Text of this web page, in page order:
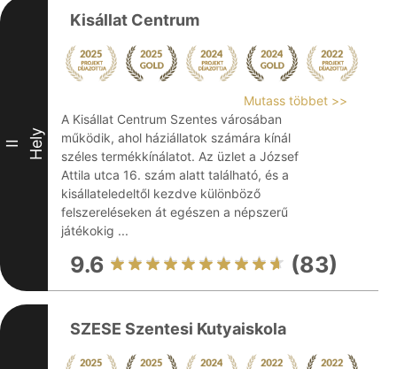
II Hely
Kisállat Centrum
Mutass többet >>
A Kisállat Centrum Szentes városában
működik, ahol háziállatok számára kínál
széles termékkínálatot. Az üzlet a József
Attila utca 16. szám alatt található, és a
kisállateledeltől kezdve különböző
felszereléseken át egészen a népszerű
játékokig ...
9.6 (83)
SZESE Szentesi Kutyaiskola